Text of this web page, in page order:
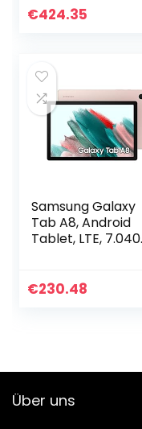
4 GB RAM, Android,
€424.35
Samsung Galaxy
Tab A8, Android
Tablet, LTE, 7.040
Lautsprecher, 32
€230.48
Über uns